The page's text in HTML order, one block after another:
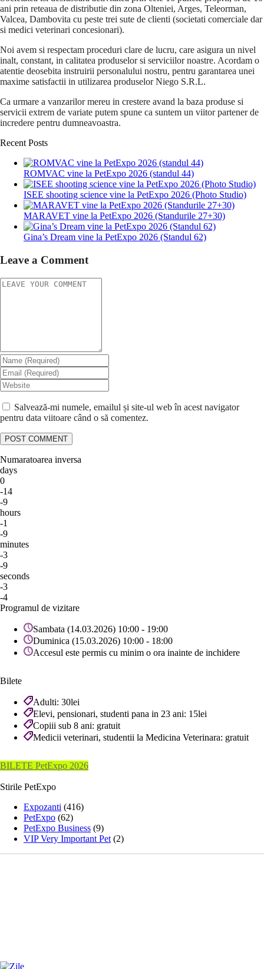
ani prin reteaua de distributie din zona Olteniei, Arges, Teleorman,
Valcea, Dambovita cu peste trei sute de clienti (societati comerciale dar
si medici veterinari concesionari).
Noi avem si respectam proceduri clare de lucru, care asigura un nivel
inalt, constant, in calitatea produselor si serviciilor noastre. Acordam o
atentie deosebita instruirii personalului nostru, pentru garantarea unei
maxime satisfactii in utilizarea produselor Niego S.R.L.
Ca urmare a vanzarilor mereu in crestere avand la baza produse si
servicii extrem de variate putem spune ca suntem un viitor partener de
incredere pentru dumneavoastra.
Recent Posts
ROMVAC vine la PetExpo 2026 (standul 44)
ISEE shooting science vine la PetExpo 2026 (Photo Studio)
MARAVET vine la PetExpo 2026 (Standurile 27+30)
Gina’s Dream vine la PetExpo 2026 (Standul 62)
Leave a Comment
Salvează-mi numele, emailul și site-ul web în acest navigator
pentru data viitoare când o să comentez.
Numaratoarea inversa
days
0
-14
-9
hours
-1
-9
minutes
-3
-9
seconds
-3
-4
Programul de vizitare
Sambata (14.03.2026) 10:00 - 19:00
Duminica (15.03.2026) 10:00 - 18:00
Accesul este permis cu minim o ora inainte de inchidere
Bilete
Adulti: 30lei
Elevi, pensionari, studenti pana in 23 ani: 15lei
Copiii sub 8 ani: gratuit
Medicii veterinari, studentii la Medicina Veterinara: gratuit
BILETE PetExpo 2026
Stirile PetExpo
Expozanti (416)
PetExpo (62)
PetExpo Business (9)
VIP Very Important Pet (2)